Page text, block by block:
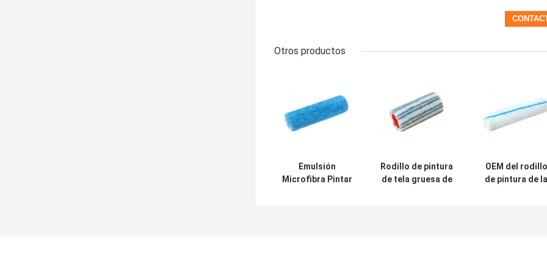
Otros productos
Emulsión
Microfibra Pintar
Rodillo de pintura
de tela gruesa de
OEM del rodillo
de pintura de la